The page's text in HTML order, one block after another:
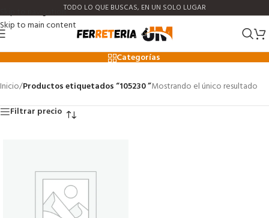
Skip to navigation
Skip to main content
TODO LO QUE BUSCAS, EN UN SOLO LUGAR
105230
Categorías
Inicio/Productos etiquetados “105230 ”Mostrando el único resultado
Filtrar precio